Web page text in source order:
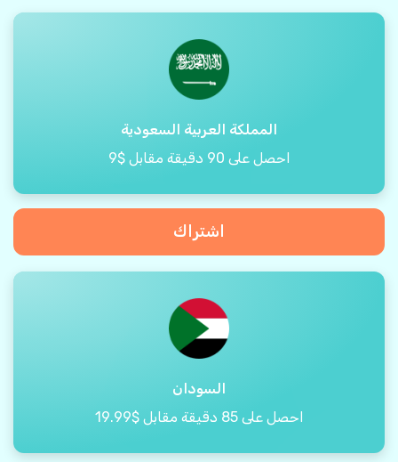
المملكة العربية السعودية
احصل على 90 دقيقة مقابل $9
اشتراك
السودان
احصل على 85 دقيقة مقابل $19.99